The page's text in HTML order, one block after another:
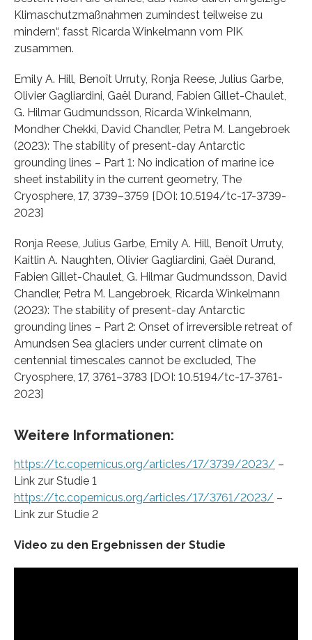
Klimaschutzmaßnahmen zumindest teilweise zu
mindern“, fasst Ricarda Winkelmann vom PIK
zusammen.
Emily A. Hill, Benoît Urruty, Ronja Reese, Julius Garbe,
Olivier Gagliardini, Gaël Durand, Fabien Gillet-Chaulet,
G. Hilmar Gudmundsson, Ricarda Winkelmann,
Mondher Chekki, David Chandler, Petra M. Langebroek
(2023): The stability of present-day Antarctic
grounding lines – Part 1: No indication of marine ice
sheet instability in the current geometry, The
Cryosphere, 17, 3739–3759 [DOI: 10.5194/tc-17-3739-
2023]
Ronja Reese, Julius Garbe, Emily A. Hill, Benoît Urruty,
Kaitlin A. Naughten, Olivier Gagliardini, Gaël Durand,
Fabien Gillet-Chaulet, G. Hilmar Gudmundsson, David
Chandler, Petra M. Langebroek, Ricarda Winkelmann
(2023): The stability of present-day Antarctic
grounding lines – Part 2: Onset of irreversible retreat of
Amundsen Sea glaciers under current climate on
centennial timescales cannot be excluded, The
Cryosphere, 17, 3761–3783 [DOI: 10.5194/tc-17-3761-
2023]
Weitere Informationen:
https://tc.copernicus.org/articles/17/3739/2023/ –
Link zur Studie 1
https://tc.copernicus.org/articles/17/3761/2023/ –
Link zur Studie 2
Video zu den Ergebnissen der Studie